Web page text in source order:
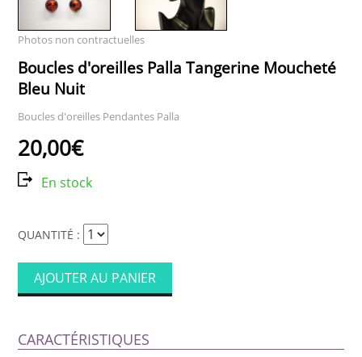
Photos non contractuelles
Boucles d'oreilles Palla Tangerine Moucheté
Bleu Nuit
Boucles d'oreilles Pendantes Palla
20,00€
En stock
QUANTITÉ :
AJOUTER AU PANIER
CARACTÉRISTIQUES